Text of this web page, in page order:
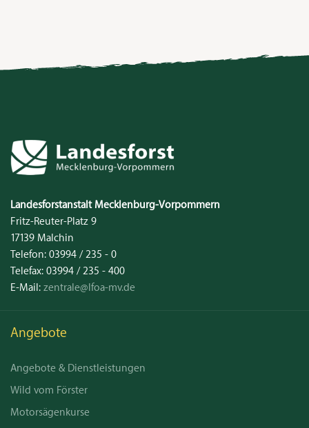
Kontakt
Landesforstanstalt Mecklenburg‑Vorpommern
Fritz-Reuter-Platz 9
17139 Malchin
Telefon: 03994 / 235 - 0
Telefax: 03994 / 235 - 400
E-Mail: zentrale@lfoa-mv.de
Angebote
Angebote & Dienstleistungen
Wild vom Förster
Motorsägenkurse